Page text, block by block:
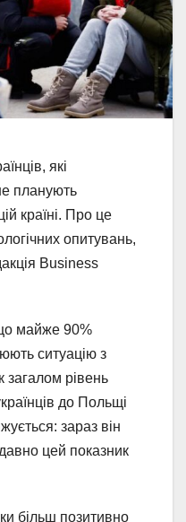
які
планують
країні. Про це
опитувань,
Business
майже 90%
ситуацію з
рівень
до Польщі
зараз він
цей показник
більш позитивно